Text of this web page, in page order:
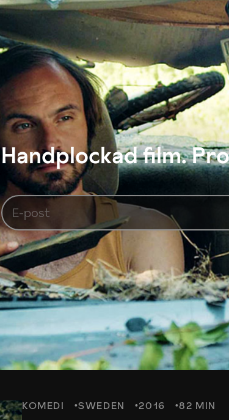
Handplockad film.
KOMEDI SWEDEN 2016 82 MIN